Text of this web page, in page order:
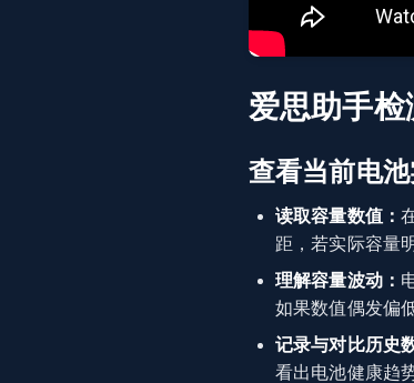
爱思助手
查看当前电
读取容量数值：
距，若实际容量
理解容量波动：
如果数值偶发偏
记录与对比历史
看出电池健康趋